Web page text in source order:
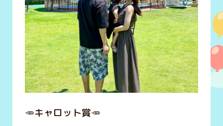
🥕キャロット賞🥕